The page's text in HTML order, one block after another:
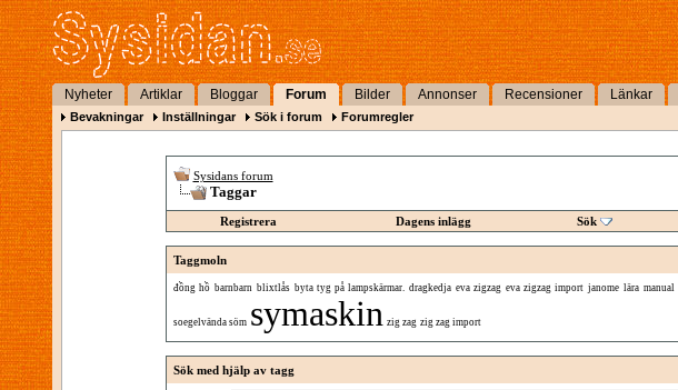
Nyheter Artiklar Bloggar Forum Bilder Annonser Recensioner Länkar
Bevakningar Inställningar Sök i forum Forumregler
Sysidans forum
Taggar
Registrera
Dagens inlägg Sök
Taggmoln
đồng hồ barnbarn blixtlås byta tyg på lampskärmar. dragkedja eva zigzag eva zigzag import janome lära manual
soegelvända söm symaskin zig zag zig zag import
Sök med hjälp av tagg